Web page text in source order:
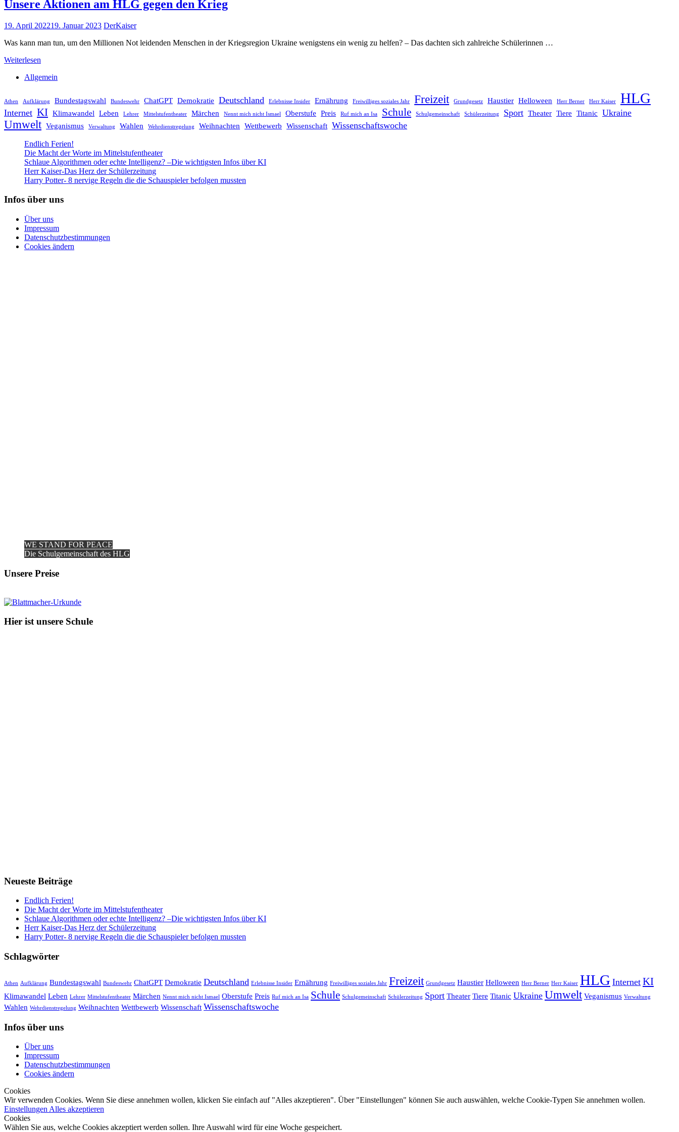
Unsere Aktionen am HLG gegen den Krieg
19. April 202219. Januar 2023 DerKaiser
Was kann man tun, um den Millionen Not leidenden Menschen in der Kriegsregion Ukraine wenigstens ein wenig zu helfen? – Das dachten sich zahlreiche Schülerinnen …
Weiterlesen
Allgemein
Athen Aufklärung Bundestagswahl Bundeswehr ChatGPT Demokratie Deutschland Erlebnisse Insider Ernährung Freiwilliges soziales Jahr Freizeit Grundgesetz Haustier Helloween Herr Berner Herr Kaiser HLG
Internet KI Klimawandel Leben Lehrer Mittelstufentheater Märchen Nennt mich nicht Ismael Oberstufe Preis Ruf mich an Isa Schule Schulgemeinschaft Schülerzeitung Sport Theater Tiere Titanic Ukraine
Umwelt Veganismus Verwaltung Wahlen Wehrdienstregelung Weihnachten Wettbewerb Wissenschaft Wissenschaftswoche
Endlich Ferien!
Die Macht der Worte im Mittelstufentheater
Schlaue Algorithmen oder echte Intelligenz? –Die wichtigsten Infos über KI
Herr Kaiser-Das Herz der Schülerzeitung
Harry Potter- 8 nervige Regeln die die Schauspieler befolgen mussten
Infos über uns
Über uns
Impressum
Datenschutzbestimmungen
Cookies ändern
WE STAND FOR PEACE
Die Schulgemeinschaft des HLG
Unsere Preise
Hier ist unsere Schule
Neueste Beiträge
Endlich Ferien!
Die Macht der Worte im Mittelstufentheater
Schlaue Algorithmen oder echte Intelligenz? –Die wichtigsten Infos über KI
Herr Kaiser-Das Herz der Schülerzeitung
Harry Potter- 8 nervige Regeln die die Schauspieler befolgen mussten
Schlagwörter
Athen Aufklärung Bundestagswahl Bundeswehr ChatGPT Demokratie Deutschland Erlebnisse Insider Ernährung Freiwilliges soziales Jahr Freizeit Grundgesetz Haustier Helloween Herr Berner Herr Kaiser HLG Internet KI
Klimawandel Leben Lehrer Mittelstufentheater Märchen Nennt mich nicht Ismael Oberstufe Preis Ruf mich an Isa Schule Schulgemeinschaft Schülerzeitung Sport Theater Tiere Titanic Ukraine Umwelt Veganismus Verwaltung
Wahlen Wehrdienstregelung Weihnachten Wettbewerb Wissenschaft Wissenschaftswoche
Infos über uns
Über uns
Impressum
Datenschutzbestimmungen
Cookies ändern
Cookies
Wir verwenden Cookies. Wenn Sie diese annehmen wollen, klicken Sie einfach auf "Alles akzeptieren". Über "Einstellungen" können Sie auch auswählen, welche Cookie-Typen Sie annehmen wollen.
Einstellungen Alles akzeptieren
Cookies
Wählen Sie aus, welche Cookies akzeptiert werden sollen. Ihre Auswahl wird für eine Woche gespeichert.